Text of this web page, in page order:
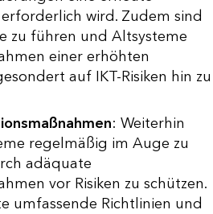
wird. Zudem sind
zu führen und Altsysteme
einer erhöhten
auf IKT-Risiken hin zu
: Weiterhin
regelmäßig im Auge zu
adäquate
vor Risiken zu schützen.
umfassende Richtlinien und